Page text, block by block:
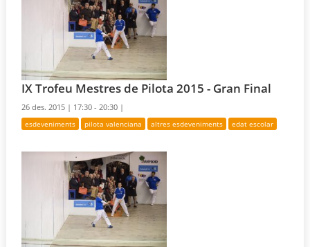
IX Trofeu Mestres de Pilota 2015 - Gran Final
26 des. 2015 | 17:30 - 20:30 |
esdeveniments pilota valenciana altres esdeveniments edat escolar